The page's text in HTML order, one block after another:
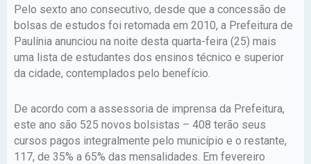
Pelo sexto ano consecutivo, desde que a concessão de
bolsas de estudos foi retomada em 2010, a Prefeitura de
Paulínia anunciou na noite desta quarta-feira (25) mais
uma lista de estudantes dos ensinos técnico e superior
da cidade, contemplados pelo benefício.
De acordo com a assessoria de imprensa da Prefeitura,
este ano são 525 novos bolsistas – 408 terão seus
cursos pagos integralmente pelo município e o restante,
117, de 35% a 65% das mensalidades. Em fevereiro